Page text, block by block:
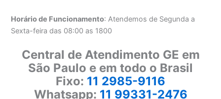
Horário de Funcionamento: Atendemos de Segunda a
Sexta-feira das 08:00 as 1800
Central de Atendimento GE em
São Paulo e em todo o Brasil
Fixo: 11 2985-9116
Whatsapp: 11 99331-2476